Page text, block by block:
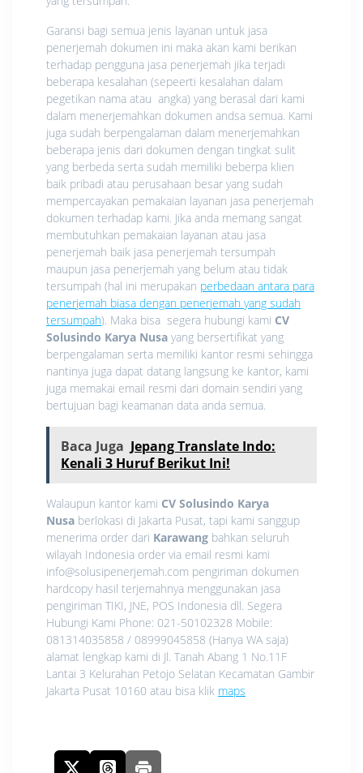
Garansi bagi semua jenis layanan untuk jasa
penerjemah dokumen ini maka akan kami berikan
terhadap pengguna jasa penerjemah jika terjadi
beberapa kesalahan (sepeerti kesalahan dalam
pegetikan nama atau angka) yang berasal dari kami
dalam menerjemahkan dokumen andsa semua. Kami
juga sudah berpengalaman dalam menerjemahkan
beberapa jenis dari dokumen dengan tingkat sulit
yang berbeda serta sudah memiliki beberpa klien
baik pribadi atau perusahaan besar yang sudah
mempercayakan pemakaian layanan jasa penerjemah
dokumen terhadap kami. Jika anda memang sangat
membutuhkan pemakaian layanan atau jasa
penerjemah baik jasa penerjemah tersumpah
maupun jasa penerjemah yang belum atau tidak
tersumpah (hal ini merupakan perbedaan antara para
penerjemah biasa dengan penerjemah yang sudah
tersumpah). Maka bisa segera hubungi kami CV
Solusindo Karya Nusa yang bersertifikat yang
berpengalaman serta memiliki kantor resmi sehingga
nantinya juga dapat datang langsung ke kantor, kami
juga memakai email resmi dari domain sendiri yang
bertujuan bagi keamanan data anda semua.
Baca Juga Jepang Translate Indo:
Kenali 3 Huruf Berikut Ini!
Walaupun kantor kami CV Solusindo Karya
Nusa berlokasi di Jakarta Pusat, tapi kami sanggup
menerima order dari Karawang bahkan seluruh
wilayah Indonesia order via email resmi kami
info@solusipenerjemah.com pengiriman dokumen
hardcopy hasil terjemahnya menggunakan jasa
pengiriman TIKI, JNE, POS Indonesia dll. Segera
Hubungi Kami Phone: 021-50102328 Mobile:
081314035858 / 08999045858 (Hanya WA saja)
alamat lengkap kami di Jl. Tanah Abang 1 No.11F
Lantai 3 Kelurahan Petojo Selatan Kecamatan Gambir
Jakarta Pusat 10160 atau bisa klik maps